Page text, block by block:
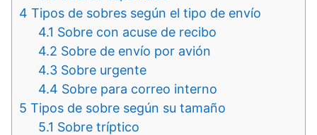
4 Tipos de sobres según el tipo de envío
4.1 Sobre con acuse de recibo
4.2 Sobre de envío por avión
4.3 Sobre urgente
4.4 Sobre para correo interno
5 Tipos de sobre según su tamaño
5.1 Sobre tríptico